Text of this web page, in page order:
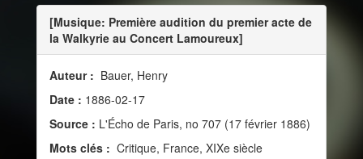
[Musique: Première audition du premier acte de
la Walkyrie au Concert Lamoureux]
Auteur : Bauer, Henry
Date : 1886-02-17
Source : L'Écho de Paris, no 707 (17 février 1886)
Mots clés : Critique, France, XIXe siècle